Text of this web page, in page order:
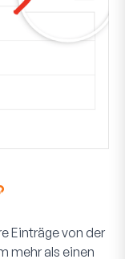
Einträge von der
mehr als einen